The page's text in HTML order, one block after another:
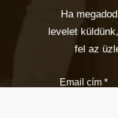
Ha
levelet
fel az
Email cím *